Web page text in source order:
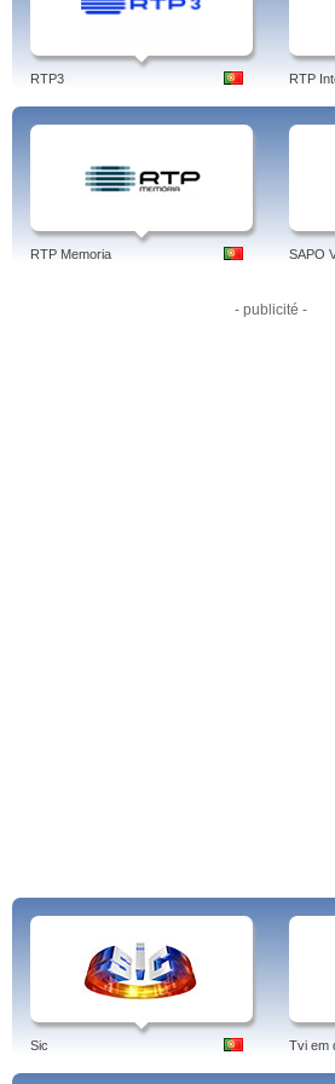
programa que é transmitido todas as sextas-
Carlos Vaz Marques com a participação de
Mexia e João Miguel Tavares. Atualidade
seriedade e muito humor!
As últimas notícias através de novos vídeos
Programas:Discurso Direto , Autores V,
VÍDEOS, TODOS, INFORMAÇÃO,
DESPORTO, CELEBRIDADES.
ficção, 24 online, online hd, stream, novelas, iol,
RTP3 RTP
RTP Memoria SAPO
- publicité -
Sic Tvi em